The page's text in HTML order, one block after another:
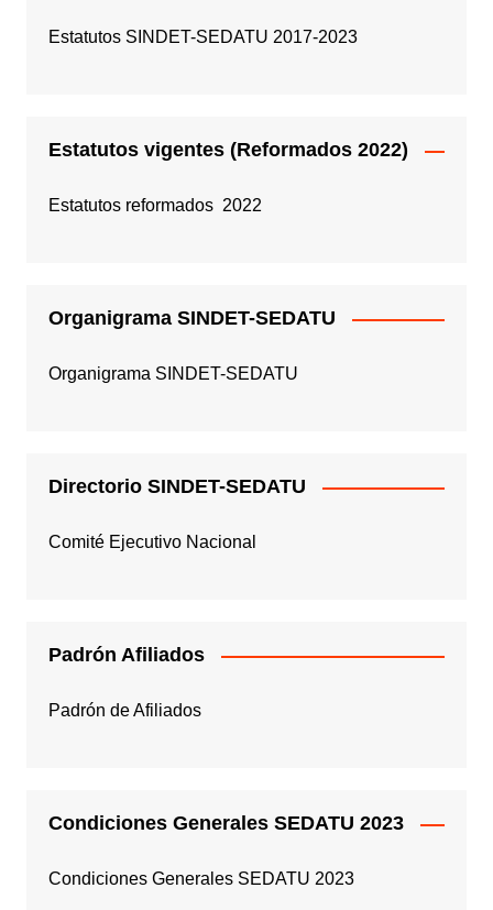
Estatutos SINDET-SEDATU 2017-2023
Estatutos vigentes (Reformados 2022)
Estatutos reformados 2022
Organigrama SINDET-SEDATU
Organigrama SINDET-SEDATU
Directorio SINDET-SEDATU
Comité Ejecutivo Nacional
Padrón Afiliados
Padrón de Afiliados
Condiciones Generales SEDATU 2023
Condiciones Generales SEDATU 2023